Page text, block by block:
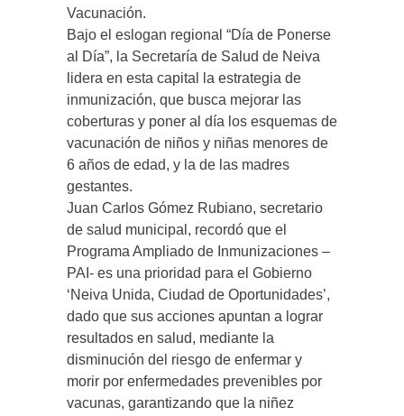
Vacunación.
Bajo el eslogan regional “Día de Ponerse
al Día”, la Secretaría de Salud de Neiva
lidera en esta capital la estrategia de
inmunización, que busca mejorar las
coberturas y poner al día los esquemas de
vacunación de niños y niñas menores de
6 años de edad, y la de las madres
gestantes.
Juan Carlos Gómez Rubiano, secretario
de salud municipal, recordó que el
Programa Ampliado de Inmunizaciones –
PAI- es una prioridad para el Gobierno
‘Neiva Unida, Ciudad de Oportunidades’,
dado que sus acciones apuntan a lograr
resultados en salud, mediante la
disminución del riesgo de enfermar y
morir por enfermedades prevenibles por
vacunas, garantizando que la niñez